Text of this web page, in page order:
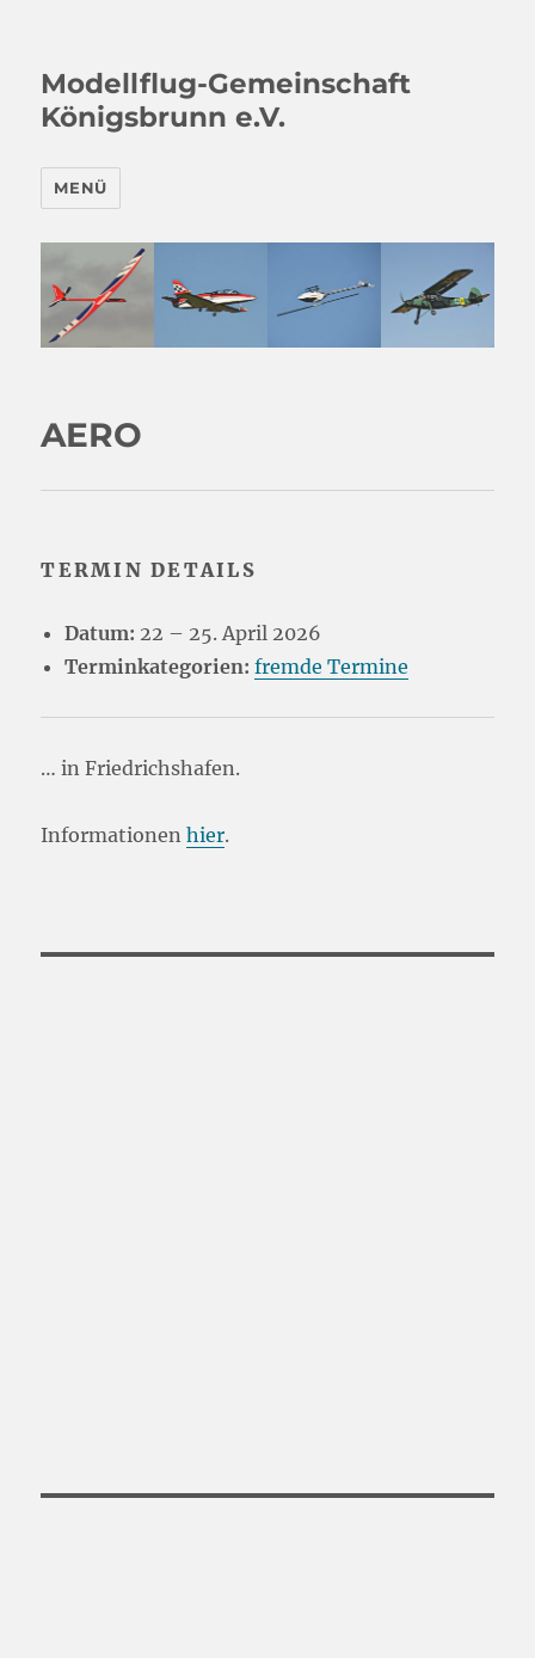
Modellflug-Gemeinschaft
Königsbrunn e.V.
MENÜ
AERO
TERMIN DETAILS
Datum: 22 – 25. April 2026
Terminkategorien: fremde Termine
… in Friedrichshafen.
Informationenhier.